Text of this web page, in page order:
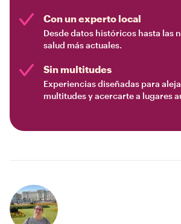
Con un experto local
Desde datos históricos hasta las
salud más actuales.
Sin multitudes
Experiencias diseñadas para
multitudes y acercarte a lugares